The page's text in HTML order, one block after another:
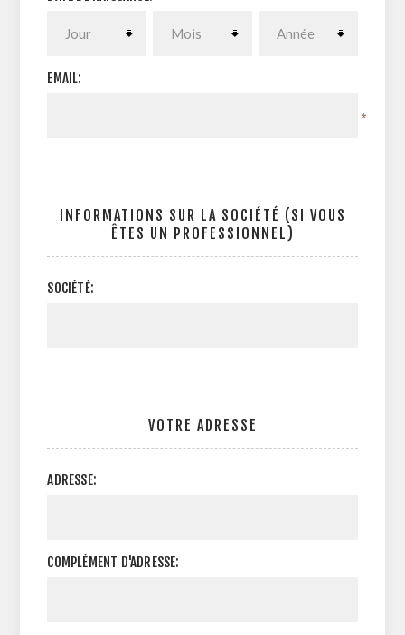
EMAIL:
*
INFORMATIONS SUR LA SOCIÉTÉ (SI VOUS
ÊTES UN PROFESSIONNEL)
SOCIÉTÉ:
VOTRE ADRESSE
ADRESSE:
COMPLÉMENT D'ADRESSE: